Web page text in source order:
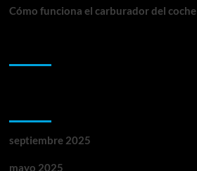
Cómo funciona el carburador del coche
septiembre 2025
mayo 2025